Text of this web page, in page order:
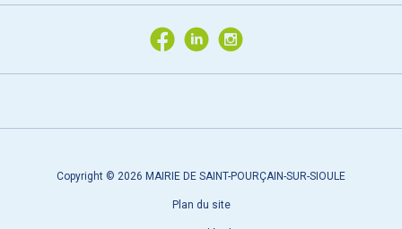
Copyright © 2026 MAIRIE DE SAINT-POURÇAIN-SUR-SIOULE
Plan du site